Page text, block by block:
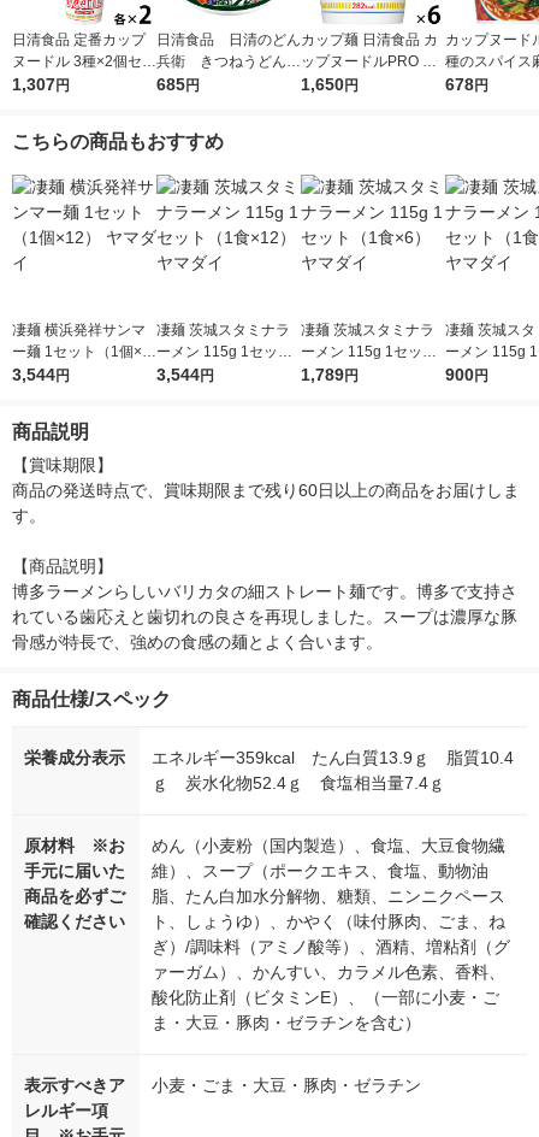
日清食品 定番カップ
ヌードル 3種×2個セッ
ト カップ麺 カップラ
1,307円
日清食品 日清のどん
兵衛 きつねうどん
（西日本版） 1セッ
685円
カップ麺 日清食品 カ
ップヌードルPRO シ
ーフード(プロ) 高たん
1,650円
カップヌー
種のスパイ
３個 日清食
678円
こちらの商品もおすすめ
凄麺 横浜発祥サンマ
ー麺 1セット（1個×1
2） ヤマダイ
3,544円
凄麺 茨城スタミナラ
ーメン 115g 1セット
（1食×12） ヤマダイ
3,544円
凄麺 茨城スタミナラ
ーメン 115g 1セット
（1食×6） ヤマダイ
1,789円
凄麺 茨城スタ
ーメン 115g
（1食×3） ヤ
900円
商品説明
【賞味期限】
商品の発送時点で、賞味期限まで残り60日以上の商品をお届けしま
す。
【商品説明】
博多ラーメンらしいバリカタの細ストレート麺です。博多で支持さ
れている歯応えと歯切れの良さを再現しました。スープは濃厚な豚
骨感が特長で、強めの食感の麺とよく合います。
商品仕様/スペック
栄養成分表示
エネルギー359kcal たん白質13.9ｇ 脂質10.4
ｇ 炭水化物52.4ｇ 食塩相当量7.4ｇ
原材料 ※お
手元に届いた
商品を必ずご
確認ください
めん（小麦粉（国内製造）、食塩、大豆食物繊
維）、スープ（ポークエキス、食塩、動物油
脂、たん白加水分解物、糖類、ニンニクペース
ト、しょうゆ）、かやく（味付豚肉、ごま、ね
ぎ）/調味料（アミノ酸等）、酒精、増粘剤（グ
ァーガム）、かんすい、カラメル色素、香料、
酸化防止剤（ビタミンE）、（一部に小麦・ご
ま・大豆・豚肉・ゼラチンを含む）
表示すべきア
レルギー項
小麦・ごま・大豆・豚肉・ゼラチン